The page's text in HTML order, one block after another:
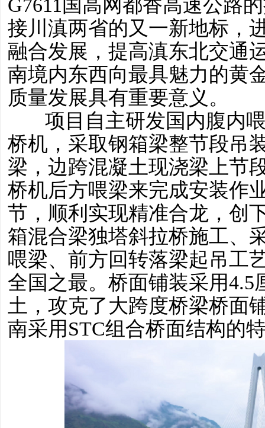
G7611国高网都香高速公路
接川滇两省的又一新地标，
融合发展，提高滇东北交通
南境内东西向最具魅力的黄
质量发展具有重要意义。
项目自主研发国内腹内
桥机，采取钢箱梁整节段吊
梁，边跨混凝土现浇梁上节
桥机后方喂梁来完成安装作
节，顺利实现精准合龙，创
箱混合梁独塔斜拉桥施工、
喂梁、前方回转落梁起吊工
全国之最。桥面铺装采用4.5
土，攻克了大跨度桥梁桥面
南采用STC组合桥面结构的